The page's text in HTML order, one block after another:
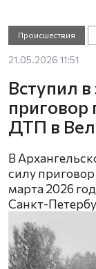
Происшествия
21.05.2026 11:51
Вступил
приговор
ДТП в
В
силу приговор
марта 2026
Санкт-